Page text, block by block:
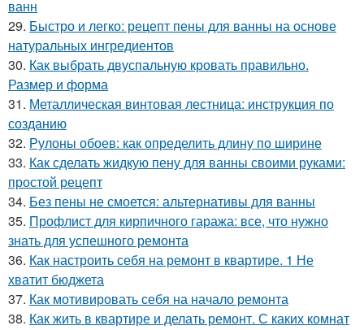
ванн
29. Быстро и легко: рецепт пены для ванны на основе
натуральных ингредиентов
30. Как выбрать двуспальную кровать правильно.
Размер и форма
31. Металлическая винтовая лестница: инструкция по
созданию
32. Рулоны обоев: как определить длину по ширине
33. Как сделать жидкую пену для ванны своими руками:
простой рецепт
34. Без пены не смоется: альтернативы для ванны
35. Профлист для кирпичного гаража: все, что нужно
знать для успешного ремонта
36. Как настроить себя на ремонт в квартире. 1 Не
хватит бюджета
37. Как мотивировать себя на начало ремонта
38. Как жить в квартире и делать ремонт. С каких комнат